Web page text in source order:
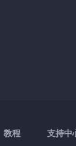
教程 支持中